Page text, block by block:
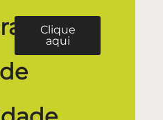
Clique
aqui